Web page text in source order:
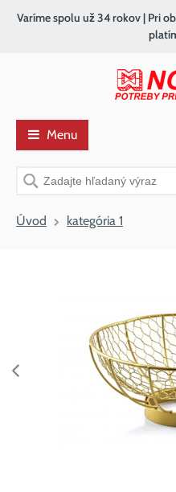
Vyhľadávanie
Varíme spolu už 34 rokov | Pri
Menu
Úvod kategória 1